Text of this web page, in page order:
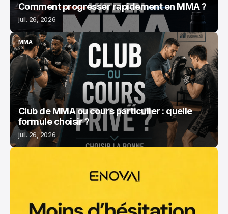
Comment progresser rapidement en MMA ?
juil. 26, 2026
MMA
MMA
Club de MMA ou cours particulier : quelle
formule choisir ?
juil. 26, 2026